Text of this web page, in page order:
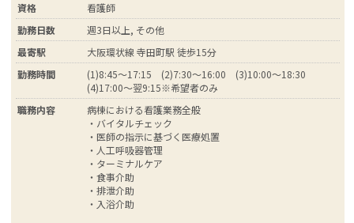
資格
看護師
勤務日数
週3日以上, その他
最寄駅
大阪環状線 寺田町駅 徒歩15分
勤務時間
(1)8:45～17:15 (2)7:30～16:00 (3)10:00～18:30
(4)17:00～翌9:15※希望者のみ
職務内容
病棟における看護業務全般
・バイタルチェック
・医師の指示に基づく医療処置
・人工呼吸器管理
・ターミナルケア
・食事介助
・排泄介助
・入浴介助